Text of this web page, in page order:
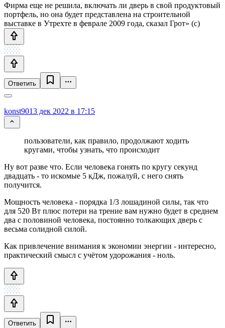
Фирма еще не решила, включать ли дверь в свой продуктовый
портфель, но она будет представлена ​​на строительной
выставке в Утрехте в феврале 2009 года, сказал Грот» (с)
Ответить
konst9013 дек 2022 в 17:15
пользователи, как правило, продолжают ходить
кругами, чтобы узнать, что происходит
Ну вот разве что. Если человека гонять по кругу секунд
двадцать - то искомые 5 кДж, пожалуй, с него снять
получится.
Мощность человека - порядка 1/3 лошадиной силы, так что
для 520 Вт плюс потери на трение вам нужно будет в среднем
два с половиной человека, постоянно толкающих дверь с
весьма солидной силой.
Как привлечение внимания к экономии энергии - интересно,
практический смысл с учётом удорожания - ноль.
Ответить